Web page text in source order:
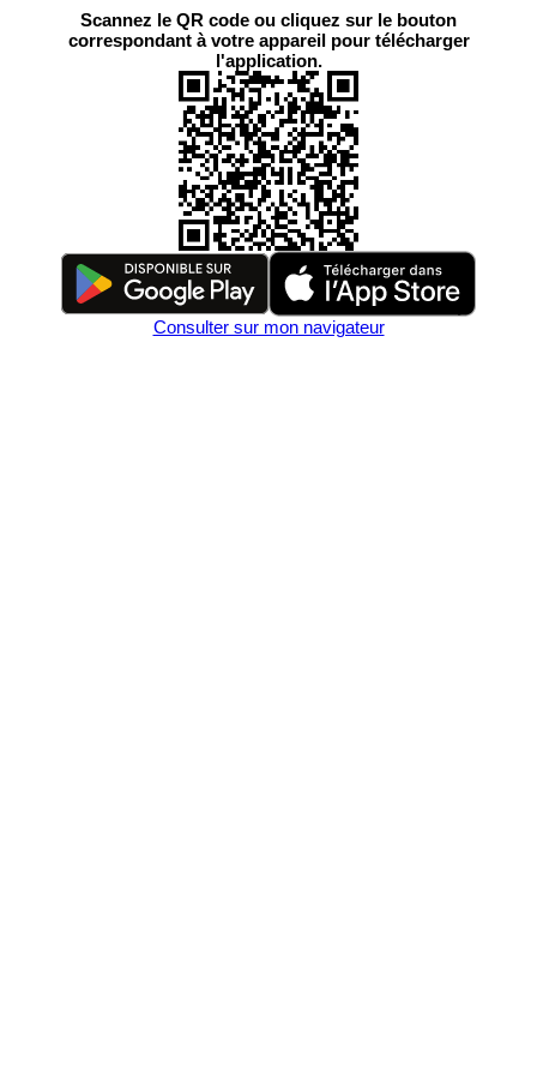
Scannez le QR code ou cliquez sur le bouton
correspondant à votre appareil pour télécharger
l'application.
Consulter sur mon navigateur